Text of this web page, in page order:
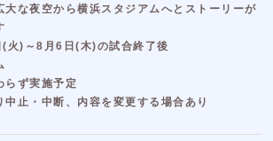
大な夜空から横浜スタジアムへとストーリーが
火)～8月6日(木)の試合終了後
ず実施予定
止・中断、内容を変更する場合あり